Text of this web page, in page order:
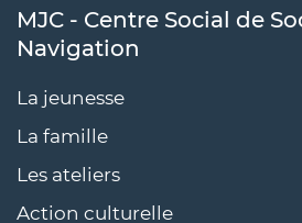
MJC - Centre Social de
Navigation
La jeunesse
La famille
Les ateliers
Action culturelle